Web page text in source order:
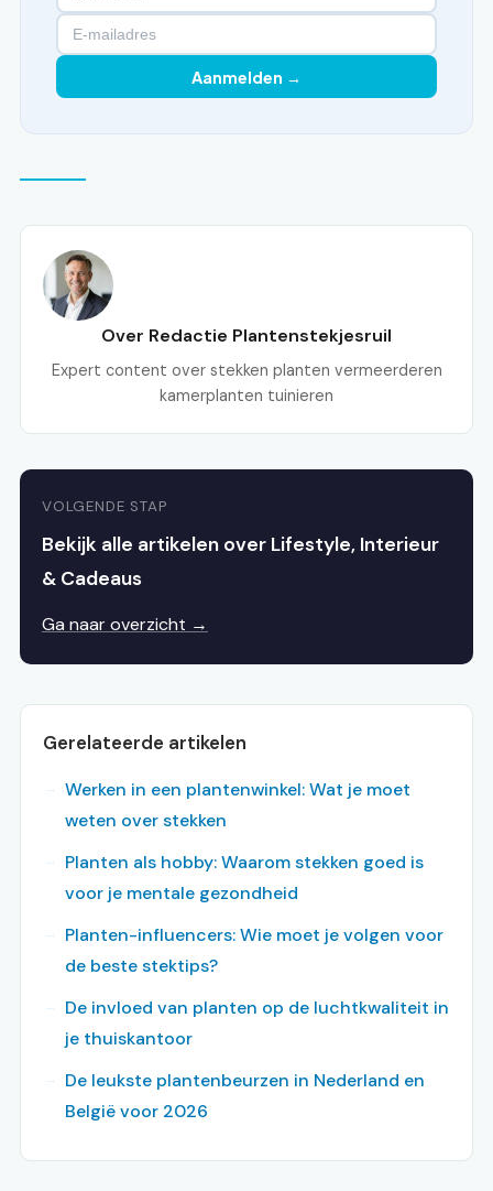
Aanmelden →
Over Redactie Plantenstekjesruil
Expert content over stekken planten vermeerderen
kamerplanten tuinieren
VOLGENDE STAP
Bekijk alle artikelen over Lifestyle, Interieur
& Cadeaus
Ga naar overzicht →
Gerelateerde artikelen
Werken in een plantenwinkel: Wat je moet
weten over stekken
Planten als hobby: Waarom stekken goed is
voor je mentale gezondheid
Planten-influencers: Wie moet je volgen voor
de beste stektips?
De invloed van planten op de luchtkwaliteit in
je thuiskantoor
De leukste plantenbeurzen in Nederland en
België voor 2026